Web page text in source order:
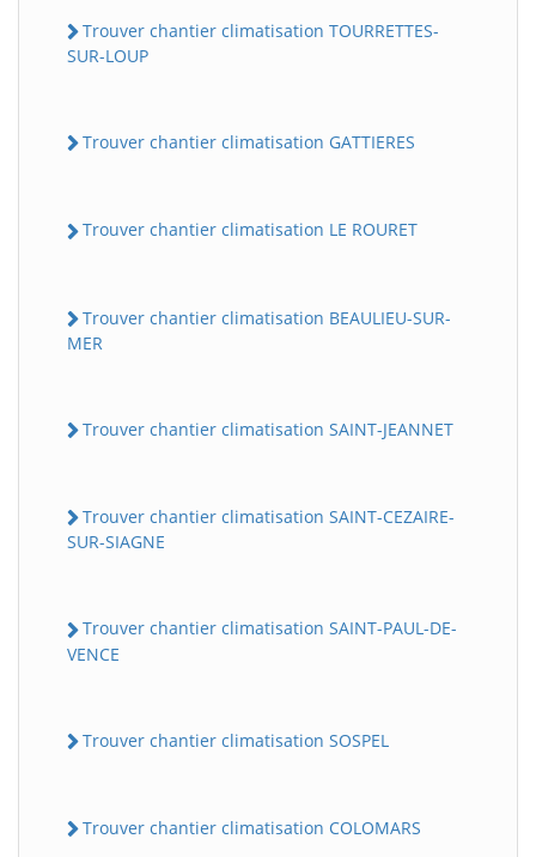
Trouver chantier climatisation TOURRETTES-
SUR-LOUP
Trouver chantier climatisation GATTIERES
Trouver chantier climatisation LE ROURET
Trouver chantier climatisation BEAULIEU-SUR-
MER
Trouver chantier climatisation SAINT-JEANNET
Trouver chantier climatisation SAINT-CEZAIRE-
SUR-SIAGNE
Trouver chantier climatisation SAINT-PAUL-DE-
VENCE
Trouver chantier climatisation SOSPEL
Trouver chantier climatisation COLOMARS